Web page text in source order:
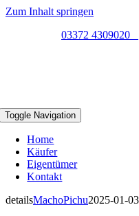
Zum Inhalt springen
03372 4309020
Toggle Navigation
Home
Käufer
Eigentümer
Kontakt
detailsMachoPichu2025-01-